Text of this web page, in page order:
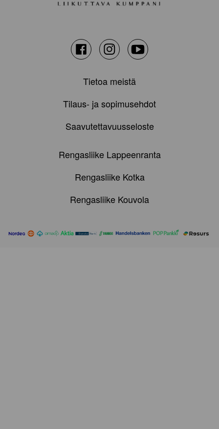
FacebookInstagramYoutube
Tietoa meistä
Tilaus- ja sopimusehdot
Saavutettavuusseloste
Rengasliike Lappeenranta
Rengasliike Kotka
Rengasliike Kouvola